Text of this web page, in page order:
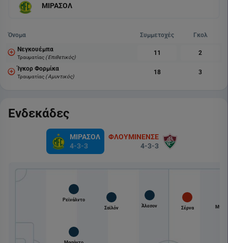
ΜΙΡΑΣΟΛ
Όνομα Συμμετοχές
Γκολ
Νεγκουέμπα
Τραυματίας ( Επιθετικός)
11 2
Ίγκορ Φορμίκα
Τραυματίας ( Αμυντικός)
18 3
Ενδεκάδες
ΜΙΡΑΣΟΛ
4-3-3
ΦΛΟΥΜΙΝΕΝΣΕ
4-3-3
Ρεϊνάλντο
Σαϊλόν Άλεσον Σέρνα